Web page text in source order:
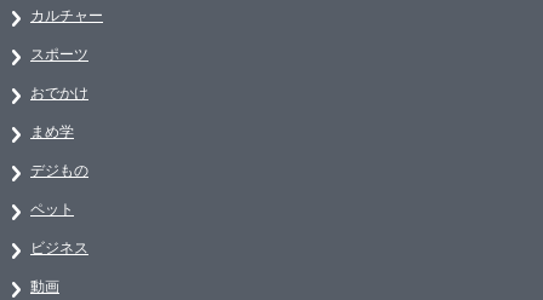
カルチャー
スポーツ
おでかけ
まめ学
デジもの
ペット
ビジネス
動画